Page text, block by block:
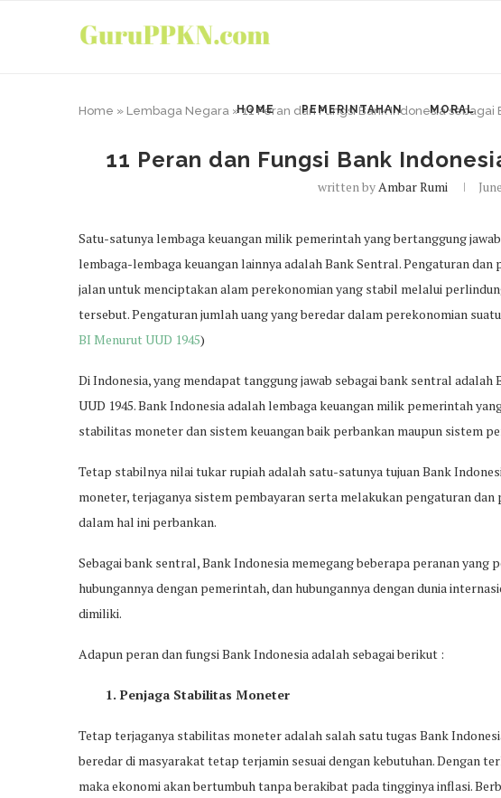
HOME PEMERINTAHAN MORAL
Home » Lembaga Negara »11 Peran dan Fungsi Bank Indonesia sebagai
11 Peran dan Fungsi Bank
written byAmbar Rumi
Satu-satunya lembaga keuangan milik pemerintah yang bertanggung
lembaga-lembaga keuangan lainnya adalah Bank Sentral. Pengaturan
jalan untuk menciptakan alam perekonomian yang stabil melalui
tersebut. Pengaturan jumlah uang yang beredar dalam perekonomian
BI Menurut UUD 1945)
Di Indonesia, yang mendapat tanggung jawab sebagai bank sentral adalah
UUD 1945. Bank Indonesia adalah lembaga keuangan milik pemerintah
stabilitas moneter dan sistem keuangan baik perbankan maupun sistem
Tetap stabilnya nilai tukar rupiah adalah satu-satunya tujuan Bank
moneter, terjaganya sistem pembayaran serta melakukan pengaturan
dalam hal ini perbankan.
Sebagai bank sentral, Bank Indonesia memegang beberapa peranan yang
hubungannya dengan pemerintah, dan hubungannya dengan dunia
dimiliki.
Adapun peran dan fungsi Bank Indonesia adalah sebagai berikut :
1. Penjaga Stabilitas Moneter
Tetap terjaganya stabilitas moneter adalah salah satu tugas Bank
beredar di masyarakat tetap terjamin sesuai dengan kebutuhan. Dengan
maka ekonomi akan bertumbuh tanpa berakibat pada tingginya inflasi.